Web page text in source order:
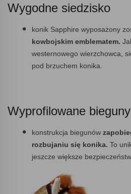
Wygodne siedzisko
konik Sapphire wyposażony
kowbojskim emblematem.
westernowego wierzchowca,
pod brzuchem konika.
Wyprofilowane bieguny
konstrukcja biegunów
rozbujaniu się konika. To
jeszcze większe